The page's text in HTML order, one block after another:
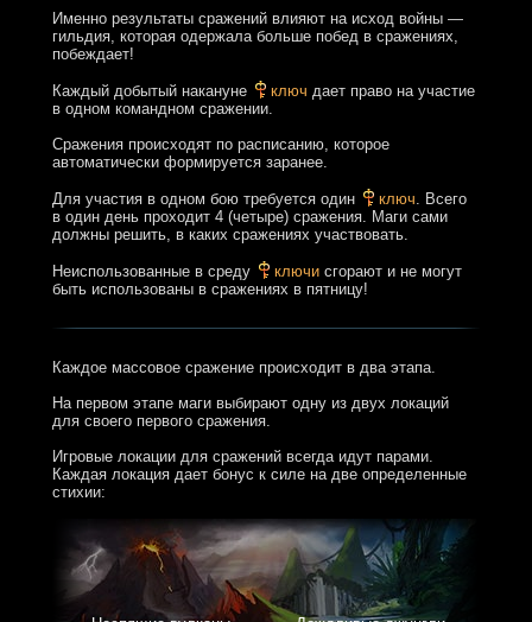
Именно результаты сражений влияют на исход войны —
гильдия, которая одержала больше побед в сражениях,
побеждает!
Каждый добытый накануне ключ дает право на участие
в одном командном сражении.
Сражения происходят по расписанию, которое
автоматически формируется заранее.
Для участия в одном бою требуется один ключ. Всего
в один день проходит 4 (четыре) сражения. Маги сами
должны решить, в каких сражениях участвовать.
Неиспользованные в среду ключи сгорают и не могут
быть использованы в сражениях в пятницу!
Каждое массовое сражение происходит в два этапа.
На первом этапе маги выбирают одну из двух локаций
для своего первого сражения.
Игровые локации для сражений всегда идут парами.
Каждая локация дает бонус к силе на две определенные
стихии: